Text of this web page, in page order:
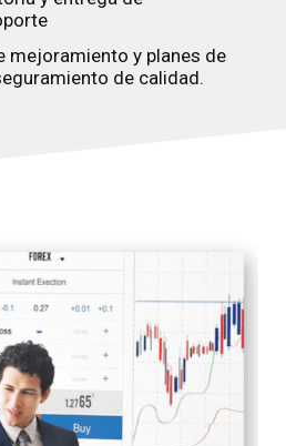
mejoramiento y planes de
de calidad.